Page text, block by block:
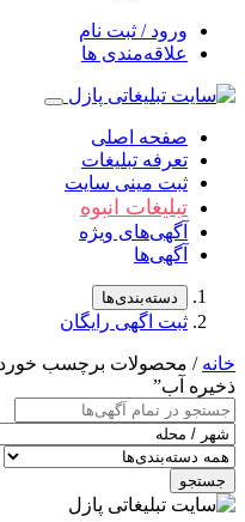
ورود / ثبت نام
علاقه‌مندی ها
صفحه اصلی
تعرفه تبلیغات
ثبت مینی سایت
تبلیغات انبوه
آگهی‌های ویژه
آگهی‌ها
دسته‌بندی‌ها
ثبت اگهی رایگان
خانه / محصولات برچسب
ذخيره آب”
جستجو